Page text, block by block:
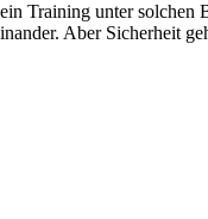
Training unter solchen
Aber Sicherheit